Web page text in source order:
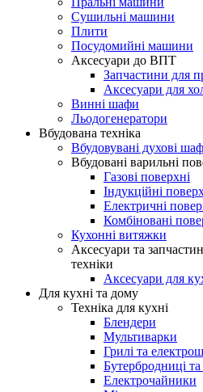
Сушильні машини
Плити
Посудомийні машини
Аксесуари до ВПТ
Запчастини для
Аксесуари для
Винні шафи
Льодогенератори
Вбудована техніка
Вбудовувані духові
Вбудовані варильні
Газові поверхні
Індукційні
Електричні
Комбіновані
Кухонні витяжки
Аксесуари та
техніки
Аксесуари для
Для кухні та дому
Техніка для кухні
Блендери
Мультиварки
Грилі та
Бутербродниці
Електрочайники